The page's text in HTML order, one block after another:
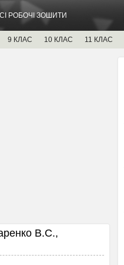
РОБОЧІ ЗОШИТИ
9 КЛАС 10 КЛАС 11 КЛАС
В.С.,